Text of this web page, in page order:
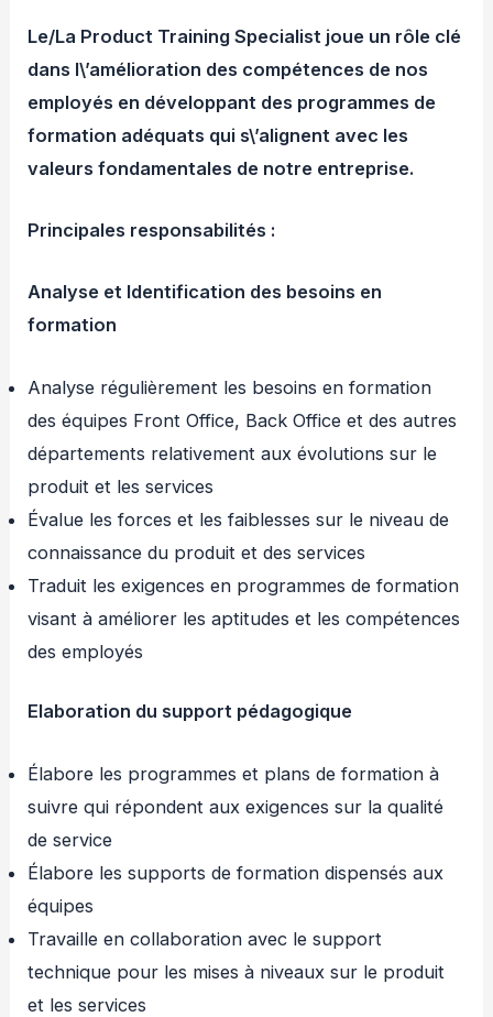
Le/La Product Training Specialist joue un rôle clé
dans l\’amélioration des compétences de nos
employés en développant des programmes de
formation adéquats qui s\’alignent avec les
valeurs fondamentales de notre entreprise.
Principales responsabilités :
Analyse et Identification des besoins en
formation
Analyse régulièrement les besoins en formation
des équipes Front Office, Back Office et des autres
départements relativement aux évolutions sur le
produit et les services
Évalue les forces et les faiblesses sur le niveau de
connaissance du produit et des services
Traduit les exigences en programmes de formation
visant à améliorer les aptitudes et les compétences
des employés
Elaboration du support pédagogique
Élabore les programmes et plans de formation à
suivre qui répondent aux exigences sur la qualité
de service
Élabore les supports de formation dispensés aux
équipes
Travaille en collaboration avec le support
technique pour les mises à niveaux sur le produit
et les services